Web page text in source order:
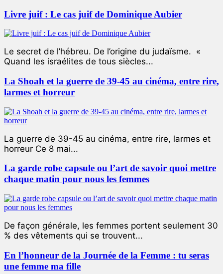
Livre juif : Le cas juif de Dominique Aubier
Le secret de l’hébreu. De l’origine du judaïsme. «
Quand les israélites de tous siècles...
La Shoah et la guerre de 39-45 au cinéma, entre rire,
larmes et horreur
La guerre de 39-45 au cinéma, entre rire, larmes et
horreur Ce 8 mai...
La garde robe capsule ou l’art de savoir quoi mettre
chaque matin pour nous les femmes
De façon générale, les femmes portent seulement 30
% des vêtements qui se trouvent...
En l’honneur de la Journée de la Femme : tu seras
une femme ma fille